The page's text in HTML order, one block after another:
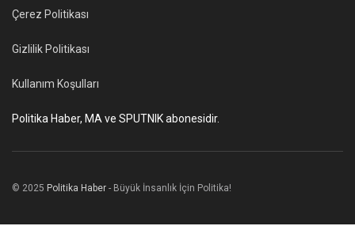
Çerez Politikası
Gizlilik Politikası
Kullanım Koşulları
Politika Haber, MA ve SPUTNIK abonesidir.
© 2025 Politika Haber - Büyük İnsanlık İçin Politika!